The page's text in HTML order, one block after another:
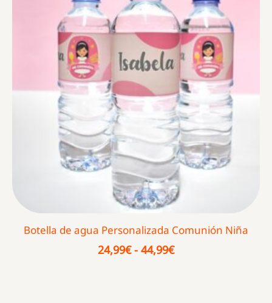
Botella de agua Personalizada Comunión Niña
24,99€ - 44,99€Rango